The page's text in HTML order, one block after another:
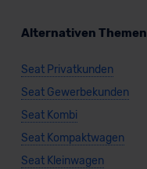
Alternativen Themen
Seat Privatkunden
Seat Gewerbekunden
Seat Kombi
Seat Kompaktwagen
Seat Kleinwagen